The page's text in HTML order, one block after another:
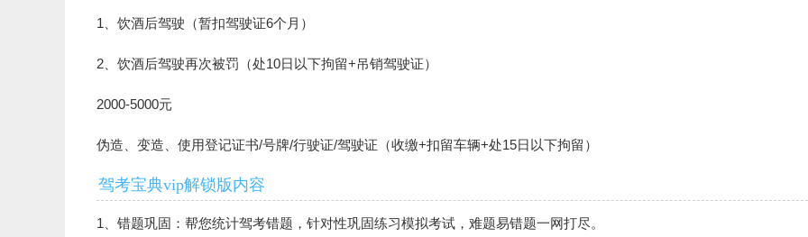
1、饮酒后驾驶（暂扣驾驶证6个月）
2、饮酒后驾驶再次被罚（处10日以下拘留+吊销驾驶证）
2000-5000元
伪造、变造、使用登记证书/号牌/行驶证/驾驶证（收缴+扣留车辆+处15日以下拘留）
驾考宝典vip解锁版内容
1、错题巩固：帮您统计驾考错题，针对性巩固练习模拟考试，难题易错题一网打尽。